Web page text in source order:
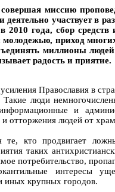
миссию
деятельно участвует в
года, сбор
молодежью, приход
миллионы
радость и приятие.
Православия в
люди
и
и отторжения людей от
кто продвигает
таких
потребительство,
интересы
иных крупных городов.